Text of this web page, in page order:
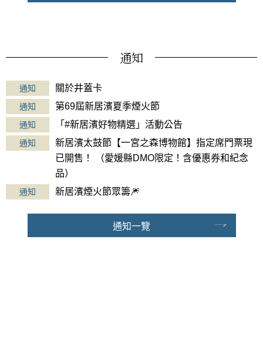
通知
通知 關於井蓋卡
通知 第69屆新居濱夏季煙火節
通知 「#新居濱好物精選」活動公告
通知
新居濱太鼓節【一宮之森博物館】指定席門票現
已開售！ （愛媛縣DMO限定！含優惠券和紀念
品）
通知 新居濱煙火節眾籌🎆
通知一覽